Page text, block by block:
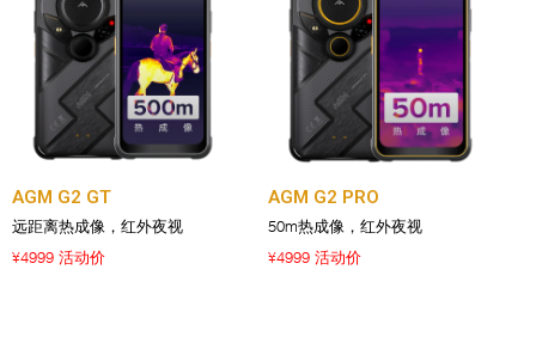
AGM G2 GT
远距离热成像，红外夜视
¥4999 活动价
AGM G2 PRO
50m热成像，红外夜视
¥4999 活动价